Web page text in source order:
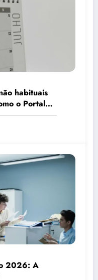
habituais
o Portal
2026: A